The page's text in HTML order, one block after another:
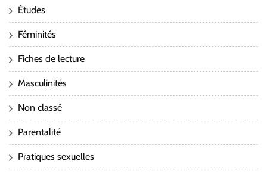
Études
Féminités
Fiches de lecture
Masculinités
Non classé
Parentalité
Pratiques sexuelles